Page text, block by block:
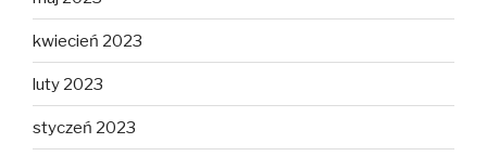
kwiecień 2023
luty 2023
styczeń 2023